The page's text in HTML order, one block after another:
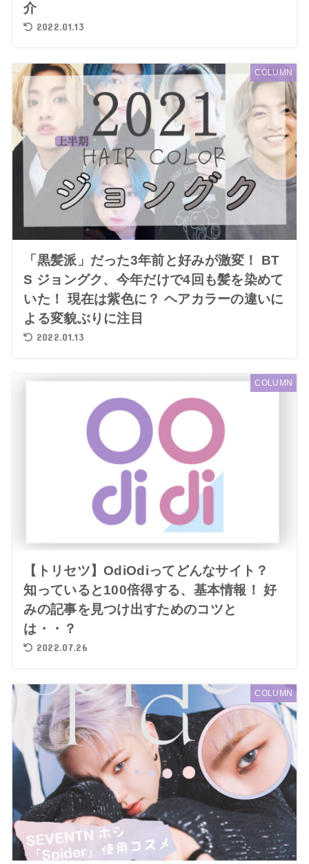
介
2022.01.13
COLUMN
「黒髪派」だった3年前と好みが激変！ BT
S ジョングク、今年だけで4回も髪を染めて
いた！ 現在は紫色に？ ヘアカラーの違いに
よる変貌ぶりに注目
2022.01.13
COLUMN
【トリセツ】OdiOdiってどんなサイト？
知っていると100倍得する、基本情報！ 好
みの記事を見つけ出すためのコツと
は・・？
2022.07.26
COLUMN